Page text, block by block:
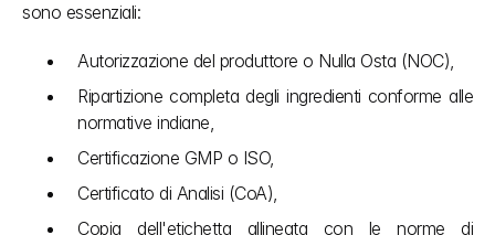
sono essenziali:
Autorizzazione del produttore o Nulla Osta (NOC),
Ripartizione completa degli ingredienti conforme alle
normative indiane,
Certificazione GMP o ISO,
Certificato di Analisi (CoA),
Copia dell'etichetta allineata con le norme di